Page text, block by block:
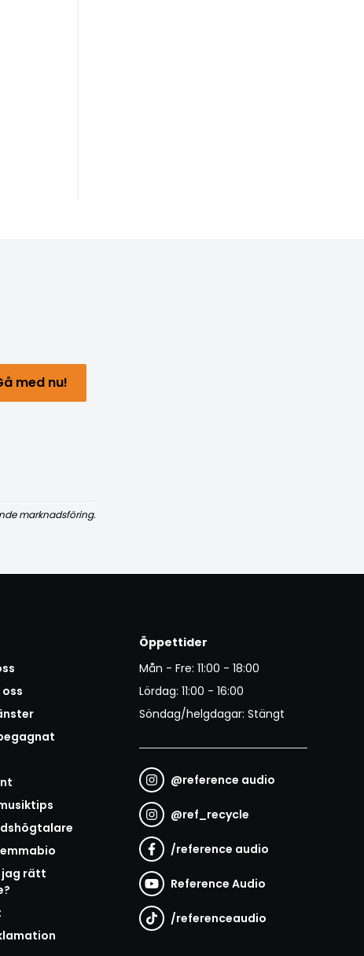
med nu!
marknadsföring.
jag rätt
Öppettider
Mån - Fre: 11:00 - 18:00
Lördag: 11:00 - 16:00
Söndag/helgdagar: Stängt
@reference audio
@ref_recycle
/reference audio
Reference Audio
/referenceaudio